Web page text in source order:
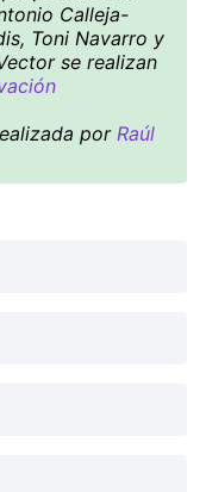
Calleja-
Toni Navarro y
se realizan
por Raúl